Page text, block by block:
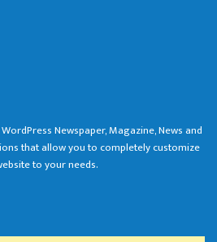
Newspaper, Magazine, News and
that allow you to completely customize
to your needs.